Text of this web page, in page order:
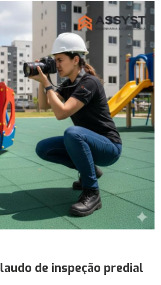
laudo de inspeção predial